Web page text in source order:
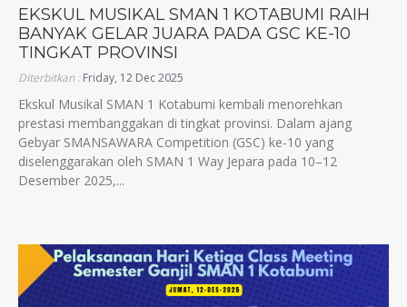
EKSKUL MUSIKAL SMAN 1 KOTABUMI RAIH
BANYAK GELAR JUARA PADA GSC KE-10
TINGKAT PROVINSI
Diterbitkan :Friday, 12 Dec 2025
Ekskul Musikal SMAN 1 Kotabumi kembali menorehkan
prestasi membanggakan di tingkat provinsi. Dalam ajang
Gebyar SMANSAWARA Competition (GSC) ke-10 yang
diselenggarakan oleh SMAN 1 Way Jepara pada 10–12
Desember 2025,...